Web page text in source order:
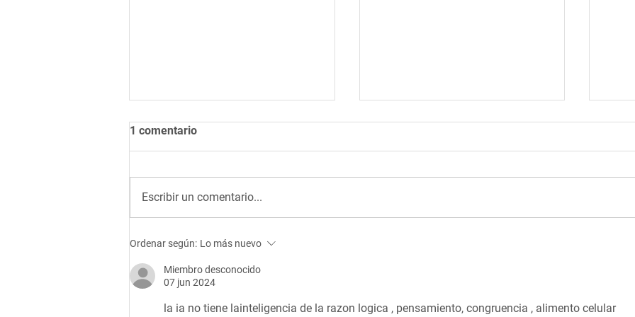
¿Por qué cuesta tanto
encontrar un tema de
investigación publicable?
1 comentario
Escribir un comentario...
Ordenar según: Lo más nuevo
Miembro desconocido
07 jun 2024
la ia no tiene lainteligencia de la razon logica , pensamiento, congruencia , alimento celular